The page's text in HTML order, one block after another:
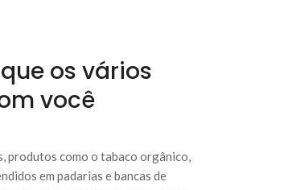
os vários
você
produtos como o tabaco orgânico,
em padarias e bancas de